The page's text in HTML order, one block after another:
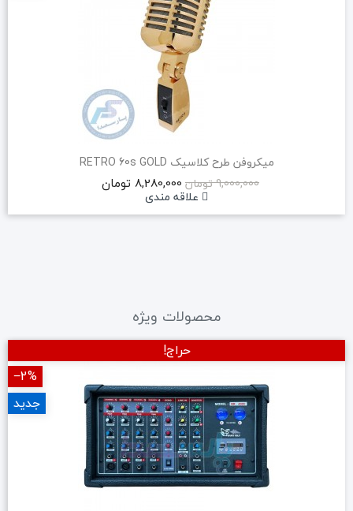
میکروفن طرح کلاسیک RETRO 60s GOLD
9,000,000 تومان
8,280,000 تومان
علاقه مندی
محصولات ویژه
حراج!
‎−2%
جدید